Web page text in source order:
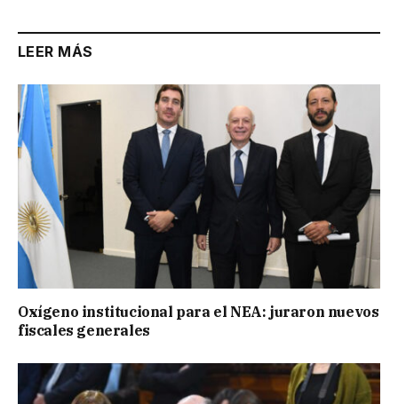
LEER MÁS
Oxígeno institucional para el NEA: juraron nuevos
fiscales generales